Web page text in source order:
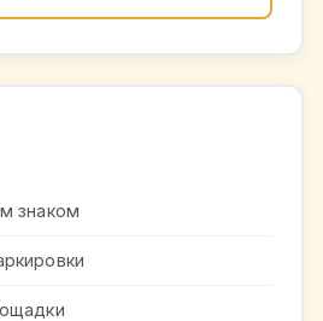
знаком